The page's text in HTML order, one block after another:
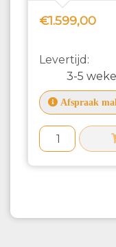
€1.599,00
Levertijd:
3-5
Afspraak